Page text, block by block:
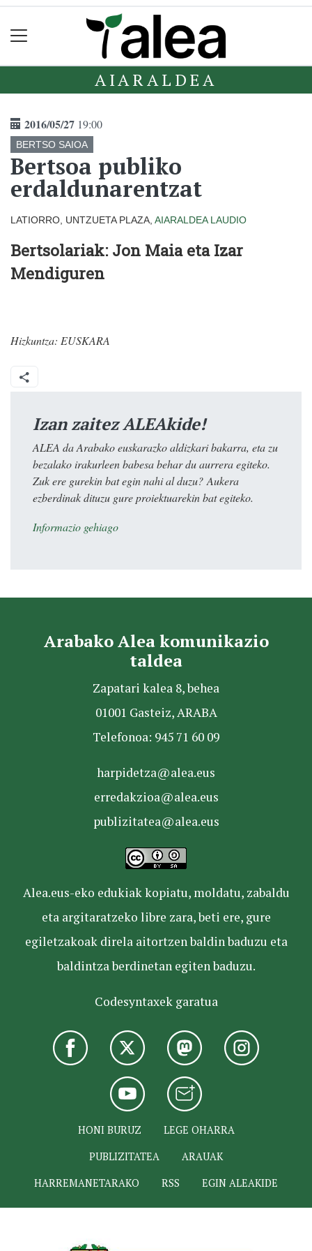
AIARALDEA
2016/05/27 19:00
BERTSO SAIOA
Bertsoa publiko
erdaldunarentzat
LATIORRO, UNTZUETA PLAZA, AIARALDEA LAUDIO
Bertsolariak: Jon Maia eta Izar
Mendiguren
Hizkuntza: EUSKARA
Izan zaitez ALEAkide!
ALEA da Arabako euskarazko aldizkari bakarra, eta zu
bezalako irakurleen babesa behar du aurrera egiteko.
Zuk ere gurekin bat egin nahi al duzu? Aukera
ezberdinak dituzu gure proiektuarekin bat egiteko.
Informazio gehiago
Arabako Alea komunikazio
taldea
Zapatari kalea 8, behea
01001 Gasteiz, ARABA
Telefonoa: 945 71 60 09
harpidetza@alea.eus
erredakzioa@alea.eus
publizitatea@alea.eus
Alea.eus-eko edukiak kopiatu, moldatu, zabaldu
eta argitaratzeko libre zara, beti ere, gure
egiletzakoak direla aitortzen baldin baduzu eta
baldintza berdinetan egiten baduzu.
Codesyntaxek garatua
HONI BURUZ
LEGE OHARRA
PUBLIZITATEA
ARAUAK
HARREMANETARAKO
RSS EGIN ALEAKIDE